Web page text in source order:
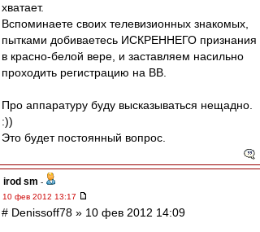
хватает.
Вспоминаете своих телевизионных знакомых,
пытками добиваетесь ИСКРЕННЕГО признания
в красно-белой вере, и заставляем насильно
проходить регистрацию на ВВ.
Про аппаратуру буду высказываться нещадно.
:))
Это будет постоянный вопрос.
irod sm -
10 фев 2012 13:17
# Denissoff78 » 10 фев 2012 14:09